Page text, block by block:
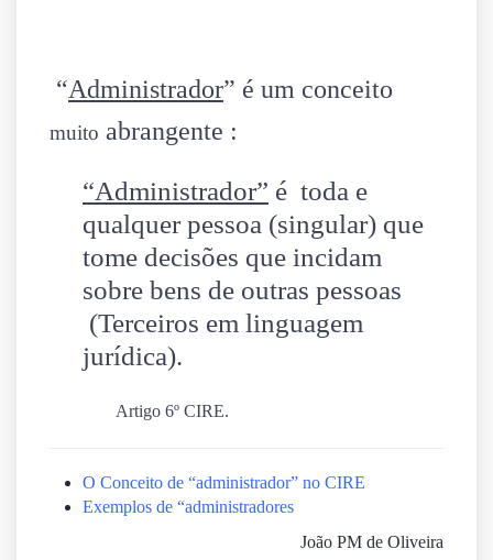
“Administrador” é um conceito
muito abrangente :
“Administrador” é toda e
qualquer pessoa (singular) que
tome decisões que incidam
sobre bens de outras pessoas
(Terceiros em linguagem
jurídica).
Artigo 6º CIRE.
O Conceito de “administrador” no CIRE
Exemplos de “administradores
João PM de Oliveira